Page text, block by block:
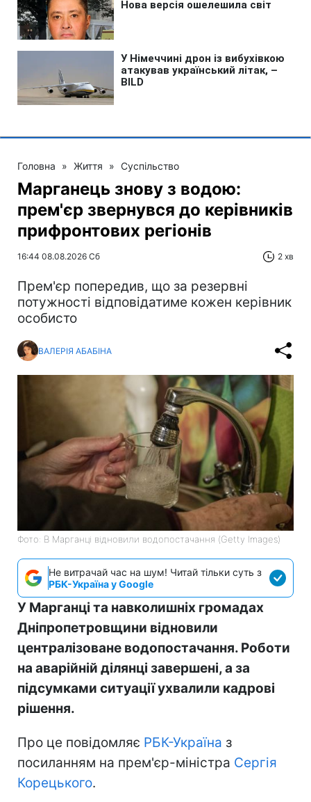
Головна » Життя » Суспільство
Марганець знову з водою:
прем'єр звернувся до керівників
прифронтових регіонів
16:44 08.08.2026 Сб 2 хв
Прем'єр попередив, що за резервні
потужності відповідатиме кожен керівник
особисто
ВАЛЕРІЯ АБАБІНА
Фото: В Марганці відновили водопостачання (Getty Images)
Не витрачай час на шум! Читай тільки суть з
РБК-Україна у Google
У Марганці та навколишніх громадах
Дніпропетровщини відновили
централізоване водопостачання. Роботи
на аварійній ділянці завершені, а за
підсумками ситуації ухвалили кадрові
рішення.
Про це повідомляє РБК-Україна з
посиланням на прем'єр-міністра Сергія
Корецького.